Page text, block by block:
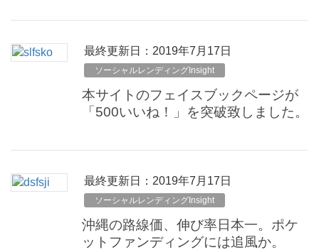
最終更新日：2019年7月17日
ソーシャルレンディングInsight
本サイトのフェイスブックページが
「500いいね！」を突破致しました。
最終更新日：2019年7月17日
ソーシャルレンディングInsight
沖縄の路線価、伸び率日本一。ポケ
ットファンディングには追風か。